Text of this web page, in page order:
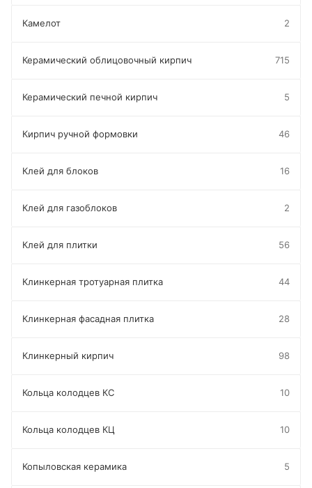
Камелот 2
Керамический облицовочный кирпич 715
Керамический печной кирпич 5
Кирпич ручной формовки 46
Клей для блоков 16
Клей для газоблоков 2
Клей для плитки 56
Клинкерная тротуарная плитка 44
Клинкерная фасадная плитка 28
Клинкерный кирпич 98
Кольца колодцев КС 10
Кольца колодцев КЦ 10
Копыловская керамика 5